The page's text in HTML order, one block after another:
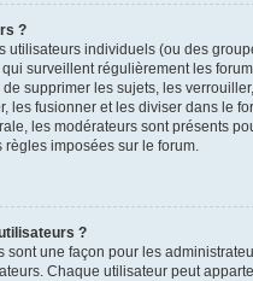
?
utilisateurs individuels (ou des
surveillent régulièrement les
supprimer les sujets, les
les fusionner et les diviser dans le
les modérateurs sont présents
imposées sur le forum.
?
sont une façon pour les
Chaque utilisateur peut